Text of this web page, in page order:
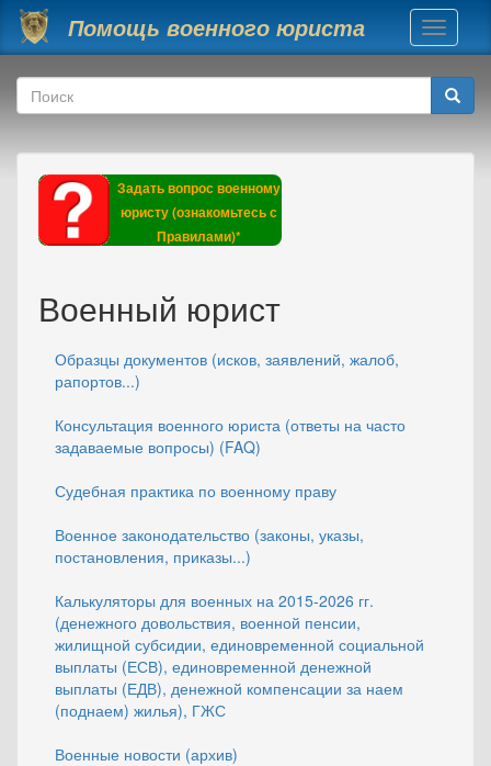
Перейти к основному содержанию
Помощь военного юриста
Toggle
Форма поиска
Поиск
Задать вопрос военному
юристу (ознакомьтесь с
Правилами)*
Военный юрист
Образцы документов (исков, заявлений, жалоб,
рапортов...)
Консультация военного юриста (ответы на часто
задаваемые вопросы) (FAQ)
Судебная практика по военному праву
Военное законодательство (законы, указы,
постановления, приказы...)
Калькуляторы для военных на 2015-2026 гг.
(денежного довольствия, военной пенсии,
жилищной субсидии, единовременной социальной
выплаты (ЕСВ), единовременной денежной
выплаты (ЕДВ), денежной компенсации за наем
(поднаем) жилья), ГЖС
Военные новости (архив)